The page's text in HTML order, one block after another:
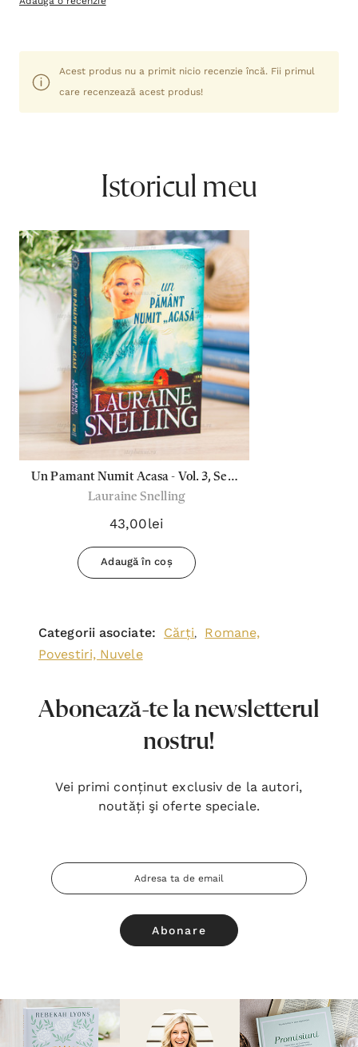
Acest produs nu a primit nicio recenzie încă. Fii primul
care recenzează acest produs!
Istoricul meu
Un Pamant Numit Acasa - Vol. 3, Seria
"Red River Of The North"
Lauraine Snelling
43,00lei
Adaugă în coș
Categorii asociate: Cărți,
Romane,
Povestiri, Nuvele
Abonează-te la newsletterul
nostru!
Vei primi conținut exclusiv de la autori,
noutăți şi oferte speciale.
Adresa
Email